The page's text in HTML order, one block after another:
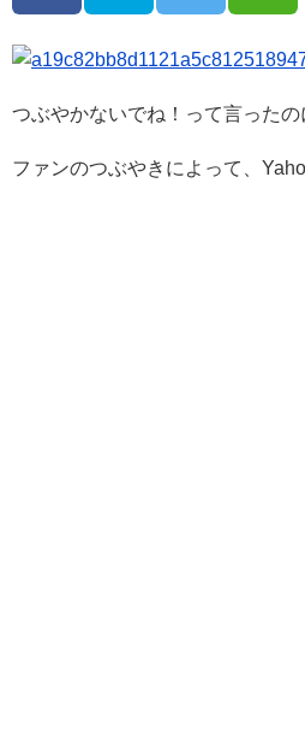
つぶやかないでね！って言ったの
ファンのつぶやきによって、